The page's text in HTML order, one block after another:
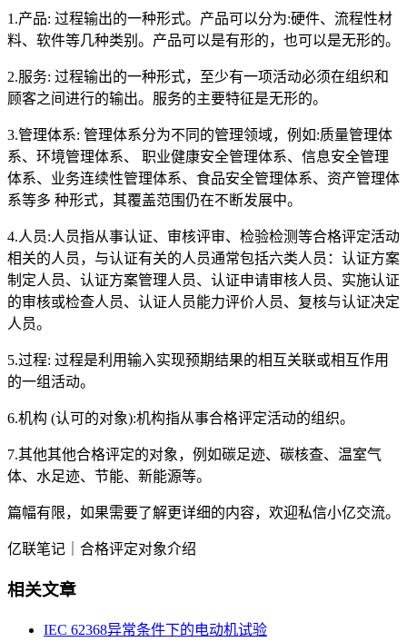
1.产品: 过程输出的一种形式。产品可以分为:硬件、流程性材
料、软件等几种类别。产品可以是有形的，也可以是无形的。
2.服务: 过程输出的一种形式，至少有一项活动必须在组织和
顾客之间进行的输出。服务的主要特征是无形的。
3.管理体系: 管理体系分为不同的管理领域，例如:质量管理体
系、环境管理体系、 职业健康安全管理体系、信息安全管理
体系、业务连续性管理体系、食品安全管理体系、资产管理体
系等多 种形式，其覆盖范围仍在不断发展中。
4.人员:人员指从事认证、审核评审、检验检测等合格评定活动
相关的人员，与认证有关的人员通常包括六类人员：认证方案
制定人员、认证方案管理人员、认证申请审核人员、实施认证
的审核或检查人员、认证人员能力评价人员、复核与认证决定
人员。
5.过程: 过程是利用输入实现预期结果的相互关联或相互作用
的一组活动。
6.机构 (认可的对象):机构指从事合格评定活动的组织。
7.其他其他合格评定的对象，例如碳足迹、碳核查、温室气
体、水足迹、节能、新能源等。
篇幅有限，如果需要了解更详细的内容，欢迎私信小亿交流。
亿联笔记｜合格评定对象介绍
相关文章
IEC 62368异常条件下的电动机试验